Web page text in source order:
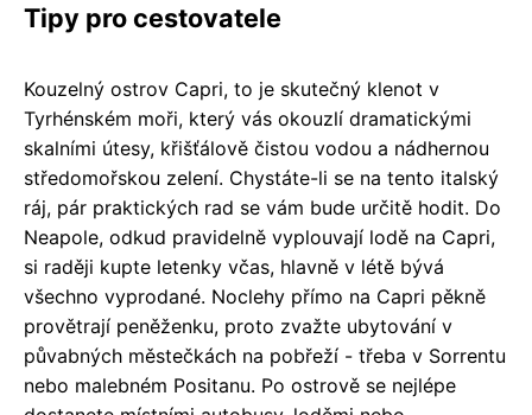
Tipy pro cestovatele
Kouzelný ostrov Capri, to je skutečný klenot v
Tyrhénském moři, který vás okouzlí dramatickými
skalními útesy, křišťálově čistou vodou a nádhernou
středomořskou zelení. Chystáte-li se na tento italský
ráj, pár praktických rad se vám bude určitě hodit. Do
Neapole, odkud pravidelně vyplouvají lodě na Capri,
si raději kupte letenky včas, hlavně v létě bývá
všechno vyprodané. Noclehy přímo na Capri pěkně
provětrají peněženku, proto zvažte ubytování v
půvabných městečkách na pobřeží - třeba v Sorrentu
nebo malebném Positanu. Po ostrově se nejlépe